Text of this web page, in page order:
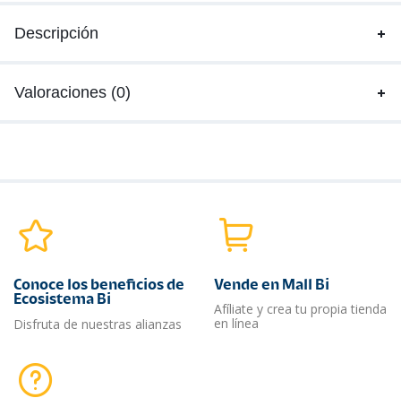
Descripción
Valoraciones (0)
Conoce los beneficios de
Ecosistema Bi
Disfruta de nuestras alianzas
Vende en Mall Bi
Afíliate y crea tu propia tienda
en línea